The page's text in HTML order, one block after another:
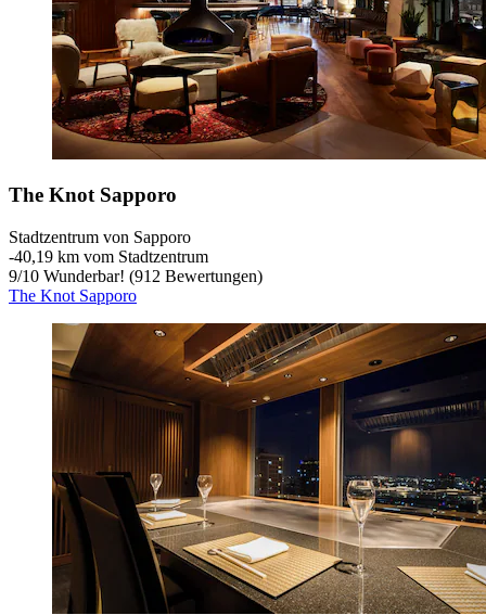
The Knot Sapporo
Stadtzentrum von Sapporo
‐40,19 km vom Stadtzentrum
9/10 Wunderbar! (912 Bewertungen)
The Knot Sapporo